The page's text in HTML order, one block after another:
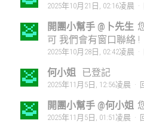
2025年10月21日, 02:16凌晨 ·
開團小幫手 @卜先生
可 我們會有窗口聯絡 !
2025年10月28日, 02:42凌晨 ·
何小姐 已登記
2025年11月5日, 12:56凌晨 ·
開團小幫手 @何小姐
2025年11月5日, 01:51凌晨 ·